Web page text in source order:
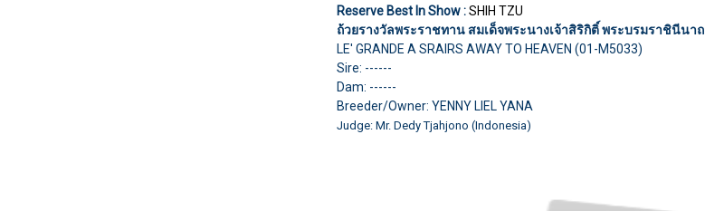
Reserve Best In Show :SHIH TZU
ถ้วยรางวัลพระราชทาน สมเด็จพระนางเจ้าสิริกิติ์ พระบรมราชินีนาถ
LE' GRANDE A SRAIRS AWAY TO HEAVEN (01-M5033)
Sire: ------
Dam: ------
Breeder/Owner: YENNY LIEL YANA
Judge: Mr. Dedy Tjahjono (Indonesia)